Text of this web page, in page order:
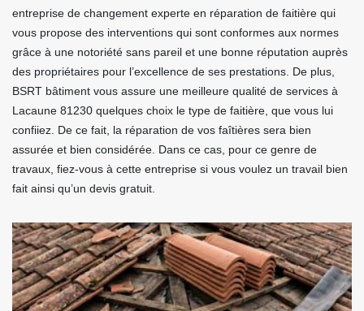
entreprise de changement experte en réparation de faitière qui
vous propose des interventions qui sont conformes aux normes
grâce à une notoriété sans pareil et une bonne réputation auprès
des propriétaires pour l’excellence de ses prestations. De plus,
BSRT bâtiment vous assure une meilleure qualité de services à
Lacaune 81230 quelques choix le type de faitière, que vous lui
confiiez. De ce fait, la réparation de vos faîtières sera bien
assurée et bien considérée. Dans ce cas, pour ce genre de
travaux, fiez-vous à cette entreprise si vous voulez un travail bien
fait ainsi qu’un devis gratuit.